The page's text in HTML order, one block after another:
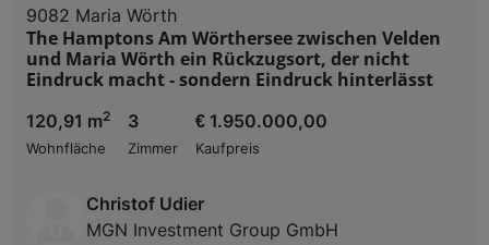
9082 Maria Wörth
The Hamptons Am Wörthersee zwischen Velden
und Maria Wörth ein Rückzugsort, der nicht
Eindruck macht - sondern Eindruck hinterlässt
120,91 m2
Wohnfläche
3
Zimmer
€ 1.950.000,00
Kaufpreis
Christof Udier
MGN Investment Group GmbH